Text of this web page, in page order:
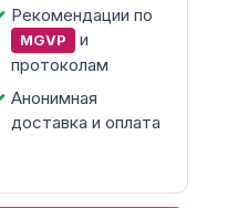
Рекомендации по
MGVP
и
протоколам
Анонимная
доставка и оплата